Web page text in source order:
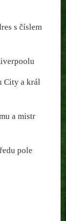
s číslem
City a král
a mistr
pole